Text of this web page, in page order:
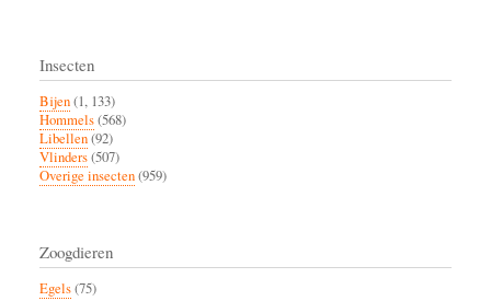
Insecten
Bijen(1, 133)
Hommels(568)
Libellen(92)
Vlinders(507)
Overige insecten(959)
Zoogdieren
Egels(75)